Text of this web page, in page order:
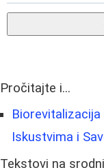
Pročitajte i...
Iskustvima i
Tekstovi na